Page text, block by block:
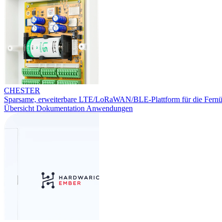
CHESTER
Sparsame, erweiterbare LTE/LoRaWAN/BLE-Plattform für die
Übersicht Dokumentation Anwendungen